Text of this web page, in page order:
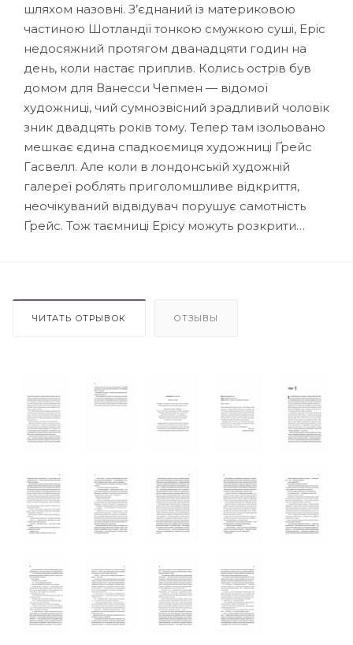
шляхом назовні. З’єднаний із материковою
частиною Шотландії тонкою смужкою суші, Еріс
недосяжний протягом дванадцяти годин на
день, коли настає приплив. Колись острів був
домом для Ванесси Чепмен — відомої
художниці, чий сумнозвісний зрадливий чоловік
зник двадцять років тому. Тепер там ізольовано
мешкає єдина спадкоємиця художниці Ґрейс
Гасвелл. Але коли в лондонській художній
галереї роблять приголомшливе відкриття,
неочікуваний відвідувач порушує самотність
Ґрейс. Тож таємниці Ерісу можуть розкрити…
ЧИТАТЬ ОТРЫВОК ОТЗЫВЫ